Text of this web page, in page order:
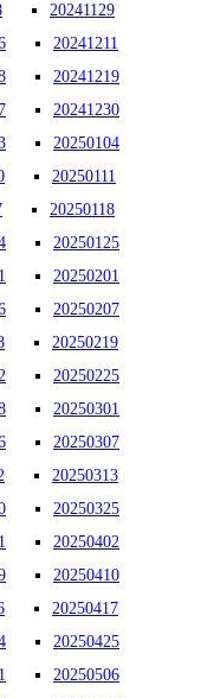
20241129
20241211
20241219
20241230
20250104
20250111
20250118
20250125
20250201
20250207
20250219
20250225
20250301
20250307
20250313
20250325
20250402
20250410
20250417
20250425
20250506